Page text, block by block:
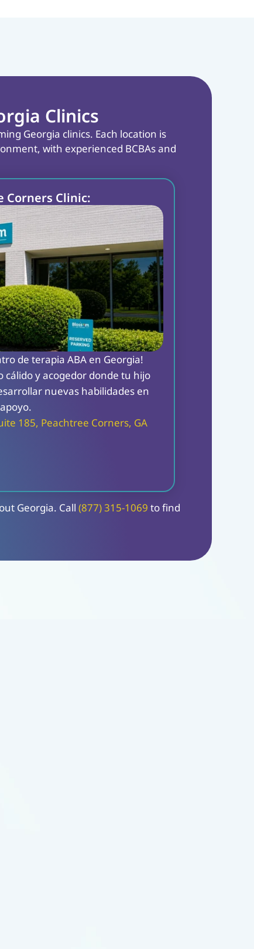
Clinics
Georgia clinics. Each location is
with experienced BCBAs and
Corners Clinic:
de terapia ABA en Georgia!
cálido y acogedor donde tu hijo
nuevas habilidades en
185, Peachtree Corners, GA
Georgia. Call (877) 315-1069 to find